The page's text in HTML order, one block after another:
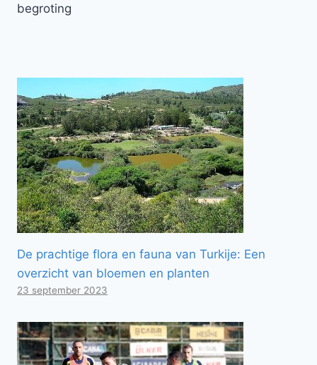
begroting
De prachtige flora en fauna van Turkije: Een
overzicht van bloemen en planten
23 september 2023